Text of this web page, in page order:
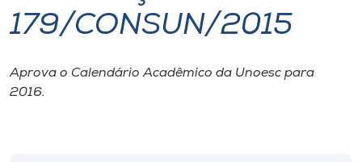
I.nova
Diplomados
179/CONSUN/2015
Aprova o Calendário Acadêmico da Unoesc para
2016.